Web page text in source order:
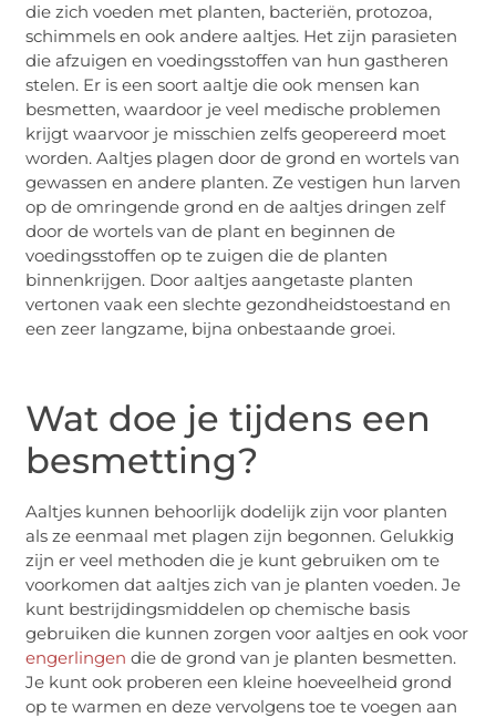
die zich voeden met planten, bacteriën, protozoa,
schimmels en ook andere aaltjes. Het zijn parasieten
die afzuigen en voedingsstoffen van hun gastheren
stelen. Er is een soort aaltje die ook mensen kan
besmetten, waardoor je veel medische problemen
krijgt waarvoor je misschien zelfs geopereerd moet
worden. Aaltjes plagen door de grond en wortels van
gewassen en andere planten. Ze vestigen hun larven
op de omringende grond en de aaltjes dringen zelf
door de wortels van de plant en beginnen de
voedingsstoffen op te zuigen die de planten
binnenkrijgen. Door aaltjes aangetaste planten
vertonen vaak een slechte gezondheidstoestand en
een zeer langzame, bijna onbestaande groei.
Wat doe je tijdens een
besmetting?
Aaltjes kunnen behoorlijk dodelijk zijn voor planten
als ze eenmaal met plagen zijn begonnen. Gelukkig
zijn er veel methoden die je kunt gebruiken om te
voorkomen dat aaltjes zich van je planten voeden. Je
kunt bestrijdingsmiddelen op chemische basis
gebruiken die kunnen zorgen voor aaltjes en ook voor
engerlingen die de grond van je planten besmetten.
Je kunt ook proberen een kleine hoeveelheid grond
op te warmen en deze vervolgens toe te voegen aan